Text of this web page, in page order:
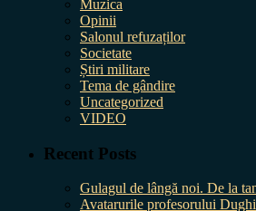
Muzica
Opinii
Salonul refuzaților
Societate
Știri militare
Tema de gândire
Uncategorized
VIDEO
Recent Posts
Gulagul de lângă noi. De la
Avatarurile profesorului